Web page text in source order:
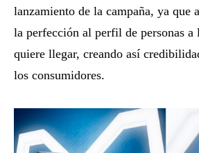
lanzamiento de la campaña, ya que
la perfección al perfil de personas a
quiere llegar, creando así
los consumidores.